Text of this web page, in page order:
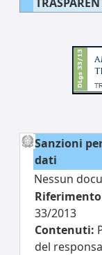
Sanzioni
dati
Nessun
33/2013
Contenuti:
del